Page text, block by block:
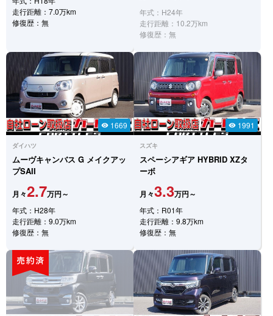
走行距離：7.0万km
修復歴：無
年式：H24年
走行距離：10.2万km
修復歴：無
visibility 1669
ダイハツ
ムーヴキャンバス G メイクアッ
プSAII
月々2.7万円～
年式：H28年
走行距離：9.0万km
修復歴：無
visibility 1991
スズキ
スペーシアギア HYBRID XZタ
ーボ
月々3.3万円～
年式：R01年
走行距離：9.8万km
修復歴：無